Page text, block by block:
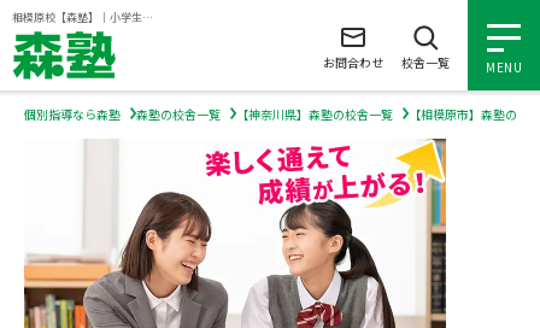
相模原校【森塾】｜小学生・中学生・高校生の個別指導塾・学習塾
MENU
小学生の個別指導
中学生の個別指導
高校生の個別指導
お問合わせ 校舎一覧
個別指導なら森塾 森塾の校舎一覧 【神奈川県】森塾の校舎一覧 【相模原市】森塾の校